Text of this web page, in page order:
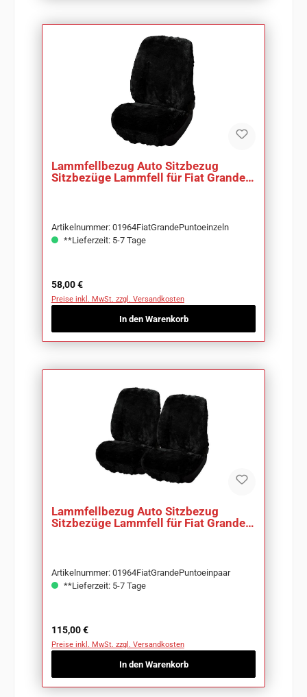
Lammfellbezug Auto Sitzbezug
Sitzbezüge Lammfell für Fiat Grande
Artikelnummer: 01964FiatGrandePuntoeinzeln
**Lieferzeit: 5-7 Tage
Regulärer Preis:
58,00 €
Preise inkl. MwSt. zzgl. Versandkosten
In den Warenkorb
Lammfellbezug Auto Sitzbezug
Sitzbezüge Lammfell für Fiat Grande
Artikelnummer: 01964FiatGrandePuntoeinpaar
**Lieferzeit: 5-7 Tage
Regulärer Preis:
115,00 €
Preise inkl. MwSt. zzgl. Versandkosten
In den Warenkorb